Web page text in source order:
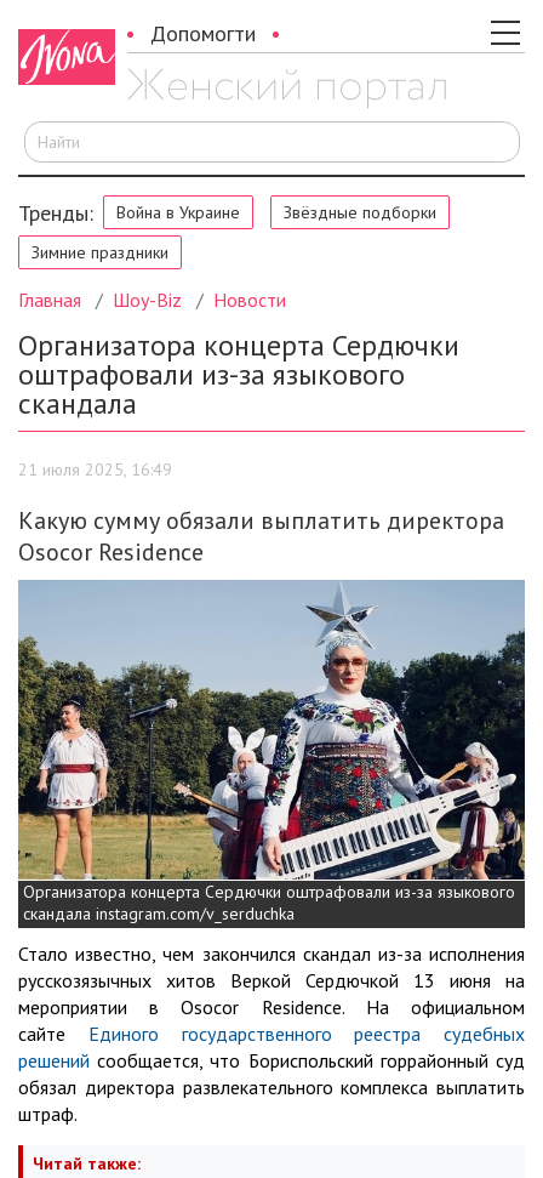
Допомогти
Тренды: Война в Украине
Звёздные подборки
Зимние праздники
Главная Шоу-Biz Новости
Организатора концерта Сердючки
оштрафовали из-за языкового
скандала
21 июля 2025, 16:49
Какую сумму обязали выплатить директора
Osocor Residence
Организатора концерта Сердючки оштрафовали из-за языкового
скандала instagram.com/v_serduchka
Стало известно, чем закончился скандал из-за исполнения
русскозязычных хитов Веркой Сердючкой 13 июня на
мероприятии в Osocor Residence. На официальном
сайте Единого государственного реестра судебных
решений сообщается, что Бориспольский горрайонный суд
обязал директора развлекательного комплекса выплатить
штраф.
Читай также: